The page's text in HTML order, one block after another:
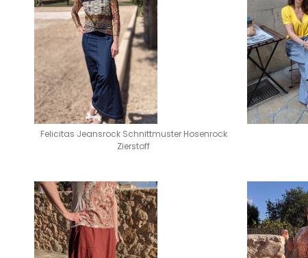
Felicitas Jeansrock Schnittmuster Hosenrock
Zierstoff